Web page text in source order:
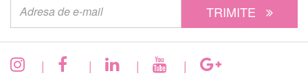
TRIMITE
| | |
|